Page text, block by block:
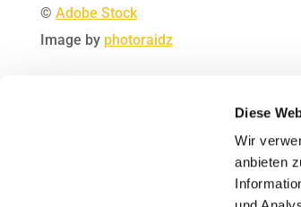
Diese
Wir
anbieten
© Adobe Stock
Image by photoraidz
Max Schmidt-Römhild GmbH & Co. KG